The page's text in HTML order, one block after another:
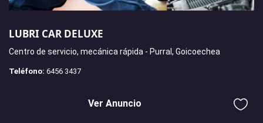
LUBRI CAR DELUXE
Centro de servicio, mecánica rápida - Purral, Goicoechea
Teléfono: 6456 3437
Ver Anuncio